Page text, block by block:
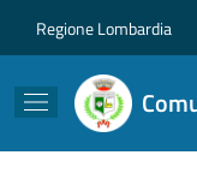
Regione Lombardia